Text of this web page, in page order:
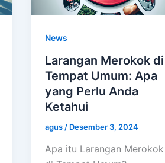
News
Larangan Merokok di
Tempat Umum: Apa
yang Perlu Anda
Ketahui
agus / Desember 3, 2024
Apa itu Larangan Merokok